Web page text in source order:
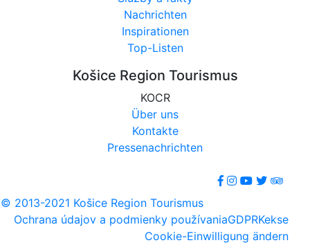
Nachrichten
Inspirationen
Top-Listen
Košice Region Tourismus
KOCR
Über uns
Kontakte
Pressenachrichten
© 2013-2021 Košice Region Tourismus
Ochrana údajov a podmienky používaniaGDPRKekse
Cookie-Einwilligung ändern